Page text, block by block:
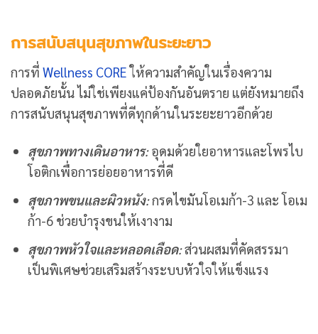
การสนับสนุนสุขภาพในระยะยาว
การที่ Wellness COREให้ความสำคัญในเรื่องความ
ปลอดภัยนั้น ไม่ใช่เพียงแค่ป้องกันอันตราย แต่ยังหมายถึง
การสนับสนุนสุขภาพที่ดีทุกด้านในระยะยาวอีกด้วย
สุขภาพทางเดินอาหาร:อุดมด้วยใยอาหารและโพรไบ
โอติกเพื่อการย่อยอาหารที่ดี
สุขภาพขนและผิวหนัง:กรดไขมันโอเมก้า-3 และ โอเม
ก้า-6 ช่วยบำรุงขนให้เงางาม
สุขภาพหัวใจและหลอดเลือด:ส่วนผสมที่คัดสรรมา
เป็นพิเศษช่วยเสริมสร้างระบบหัวใจให้แข็งแรง